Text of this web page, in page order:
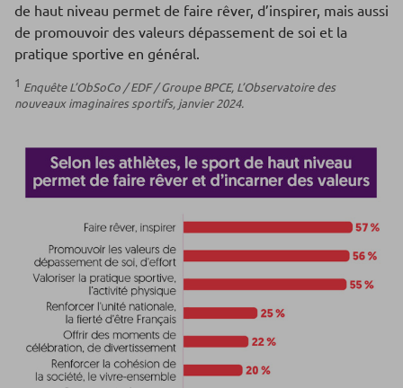
de haut niveau permet de faire rêver, d’inspirer, mais aussi
de promouvoir des valeurs dépassement de soi et la
pratique sportive en général.
1 Enquête L’ObSoCo / EDF / Groupe BPCE, L’Observatoire des
nouveaux imaginaires sportifs, janvier 2024.